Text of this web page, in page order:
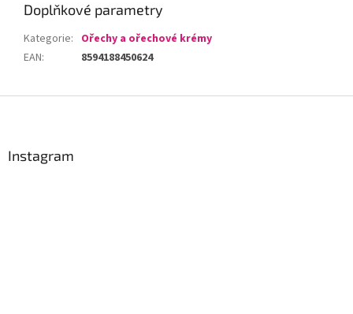
Doplňkové parametry
Kategorie: Ořechy a ořechové krémy
EAN: 8594188450624
Instagram